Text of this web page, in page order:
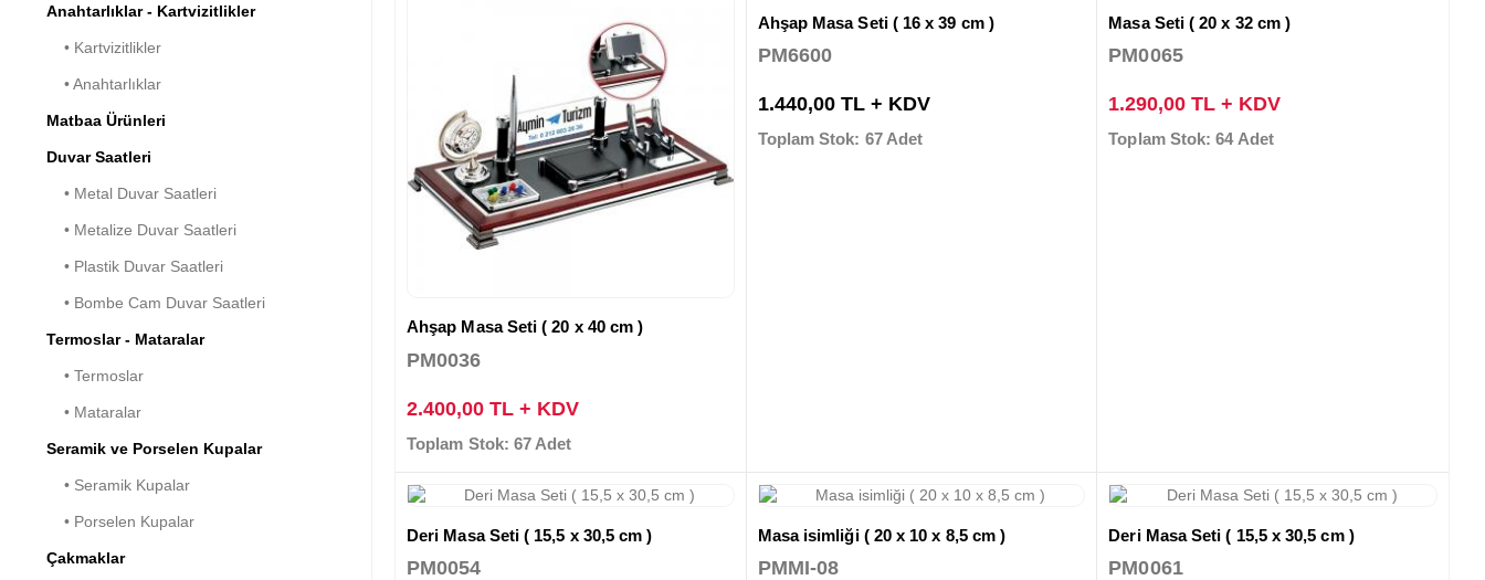
Anahtarlıklar - Kartvizitlikler
• Kartvizitlikler
• Anahtarlıklar
Matbaa Ürünleri
Duvar Saatleri
• Metal Duvar Saatleri
• Metalize Duvar Saatleri
• Plastik Duvar Saatleri
• Bombe Cam Duvar Saatleri
Termoslar - Mataralar
• Termoslar
• Mataralar
Seramik ve Porselen Kupalar
• Seramik Kupalar
• Porselen Kupalar
Çakmaklar
Ahşap Masa Seti ( 20 x 40 cm )
PM0036
2.400,00 TL + KDV
Toplam Stok: 67 Adet
Ahşap Masa Seti ( 16 x 39 cm )
PM6600
1.440,00 TL + KDV
Toplam Stok: 67 Adet
Masa Seti ( 20 x 32 cm )
PM0065
1.290,00 TL + KDV
Toplam Stok: 64 Adet
Deri Masa Seti ( 15,5 x 30,5 cm )
PM0054
Masa isimliği ( 20 x 10 x 8,5 cm )
PMMI-08
Deri Masa Seti ( 15,5 x 30,5 cm )
PM0061